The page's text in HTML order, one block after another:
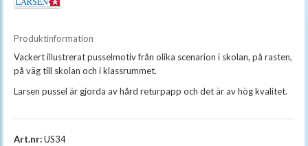
Produktinformation
Vackert illustrerat pusselmotiv från olika scenarion i skolan, på rasten,
på väg till skolan och i klassrummet.
Larsen pussel är gjorda av hård returpapp och det är av hög kvalitet.
Art.nr:US34